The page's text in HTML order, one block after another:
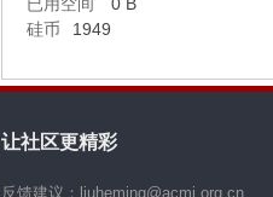
硅币
1949
让社区更精彩
反馈建议：liuheming@acmi.org.cn